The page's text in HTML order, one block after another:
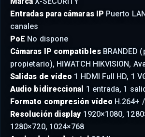
Entradas para cámaras IP Puerto
canales
PoE No dispone
Cámaras IP compatiblesBRANDED
propietario), HIWATCH HIKVISION,
Salidas de vídeo 1 HDMI Full HD, 1
Audio bidireccional 1 entrada, 1
Formato compresión vídeo H.264+
Resolución display1920×1080,
1280×720, 1024×768